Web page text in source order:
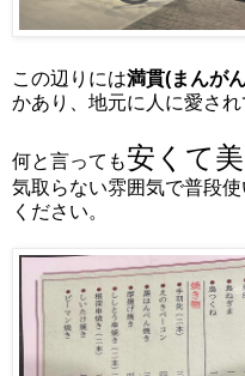
この辺りには満貫(まんが
かあり、地元に人に愛され
何と言っても安くて美
気取らない雰囲気で普段使
ください。